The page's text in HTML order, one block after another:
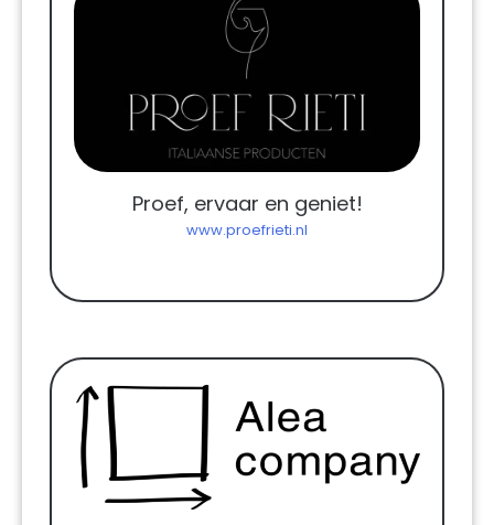
Proef, ervaar en geniet!
www.proefrieti.nl